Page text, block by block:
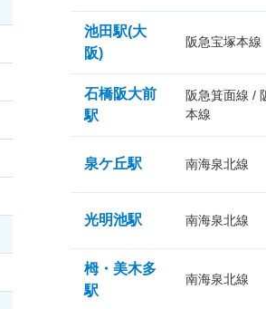
池田駅(大
阪)
阪急宝塚本線
石橋阪大前
駅
阪急箕面線 /
本線
泉ケ丘駅 南海泉北線
光明池駅 南海泉北線
栂・美木多
駅
南海泉北線